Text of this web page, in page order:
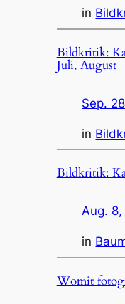
in
Bildkritik:
Juli, August
Sep.
in
Bildkritik:
Aug.
in
Womit